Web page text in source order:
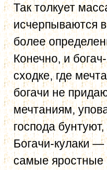
Так толкует
исчерпываются
более
Конечно, и
сходке, где
богачи не
мечтаниям,
господа
Богачи-ку­лаки
самые яростные